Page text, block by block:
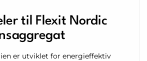
til Flexit Nordic
er utviklet for energieffektiv